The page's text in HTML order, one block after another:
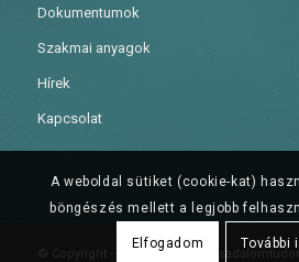
Dokumentumok
Szakmai anyagok
Hírek
Kapcsolat
© Copyright - Gazsó Ferenc
A weboldal sütiket (cookie-kat)
böngészés mellett a legjobb
Elfogadom További